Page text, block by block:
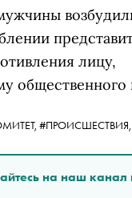
лицу,
общественного
#ПРОИСШЕСТВИЯ,
на наш канал